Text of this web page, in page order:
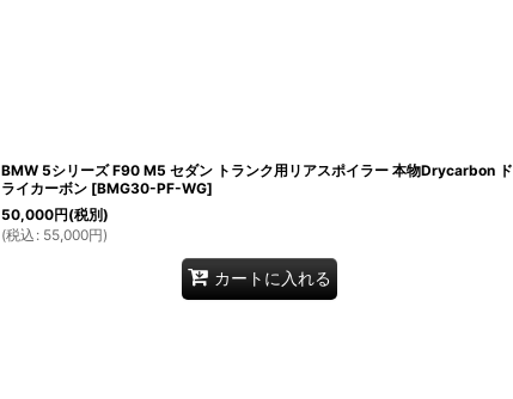
BMW 5シリーズ F90 M5 セダン トランク用リアスポイラー 本物Drycarbon ド
ライカーボン [BMG30-PF-WG]
50,000円(税別)
(税込 : 55,000円)
カートに入れる